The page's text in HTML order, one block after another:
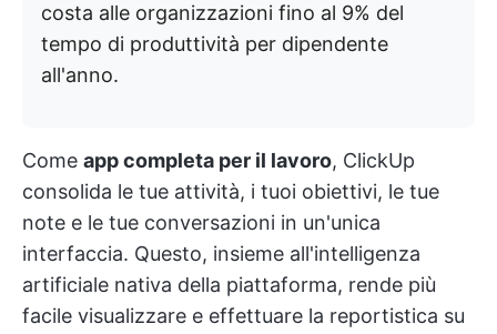
costa alle organizzazioni fino al 9% del
tempo di produttività per dipendente
all'anno.
Come app completa per il lavoro, ClickUp
consolida le tue attività, i tuoi obiettivi, le tue
note e le tue conversazioni in un'unica
interfaccia. Questo, insieme all'intelligenza
artificiale nativa della piattaforma, rende più
facile visualizzare e effettuare la reportistica su